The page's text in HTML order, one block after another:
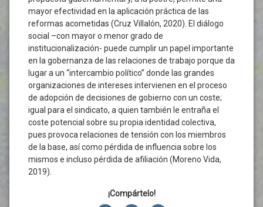
mayor efectividad en la aplicación práctica de las
reformas acometidas (Cruz Villalón, 2020). El diálogo
social –con mayor o menor grado de
institucionalización- puede cumplir un papel importante
en la gobernanza de las relaciones de trabajo porque da
lugar a un “intercambio político” donde las grandes
organizaciones de intereses intervienen en el proceso
de adopción de decisiones de gobierno con un coste;
igual para el sindicato, a quien también le entraña el
coste potencial sobre su propia identidad colectiva,
pues provoca relaciones de tensión con los miembros
de la base, así como pérdida de influencia sobre los
mismos e incluso pérdida de afiliación (Moreno Vida,
2019).
¡Compártelo!